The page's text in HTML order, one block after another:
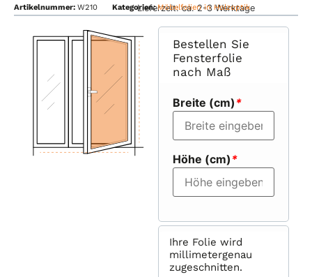
Lieferzeit: ca. 2-3 Werktage
Artikelnummer: W210 Kategorien:Möbelfolien in Holzoptik
Bestellen Sie
Fensterfolie
nach Maß
Breite (cm) *
Höhe (cm) *
Ihre Folie wird
millimetergenau
zugeschnitten.